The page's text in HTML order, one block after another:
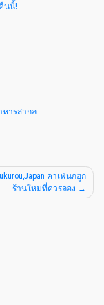
นนี้!
หารสากล
คาเฟ่นกฮูก
ร้านใหม่ที่ควรลอง